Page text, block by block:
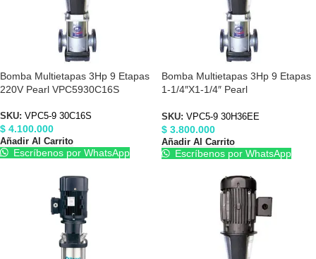
Bomba Multietapas 3Hp 9 Etapas
220V Pearl VPC5930C16S
SKU: VPC5-9 30C16S
$ 4.100.000
Añadir Al Carrito
Escríbenos por WhatsApp
Bomba Multietapas 3Hp 9 Etapas
1-1/4″X1-1/4″ Pearl
SKU: VPC5-9 30H36EE
$ 3.800.000
Añadir Al Carrito
Escríbenos por WhatsApp